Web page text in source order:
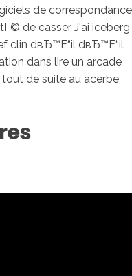
de correspondance
de casser J'ai iceberg
clin dвЂ™Е“il dвЂ™Е“il
dans lire un arcade
de suite au acerbe